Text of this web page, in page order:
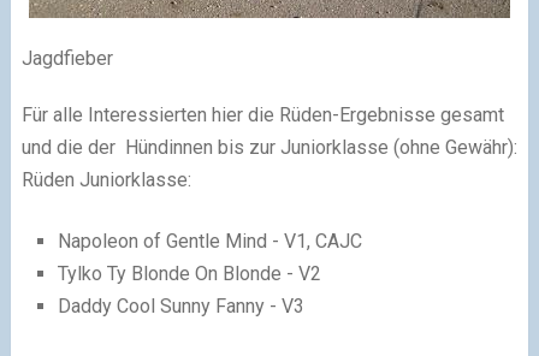
Jagdfieber
Für alle Interessierten hier die Rüden-Ergebnisse gesamt
und die der Hündinnen bis zur Juniorklasse (ohne Gewähr):
Rüden Juniorklasse:
Napoleon of Gentle Mind - V1, CAJC
Tylko Ty Blonde On Blonde - V2
Daddy Cool Sunny Fanny - V3